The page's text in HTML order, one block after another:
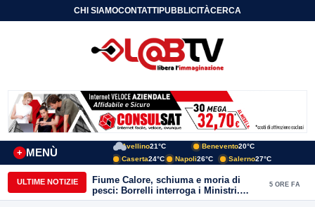
CHI SIAMOCONTATTIPUBBLICITÀCERCA
MENÙ
+
Avellino21°C Benevento20°C
Caserta24°C Napoli26°C Salerno27°C
ULTIME NOTIZIE
Fiume Calore, schiuma e moria di
pesci: Borrelli interroga i Ministri.
“Benevento paga l’assenza del
5 ORE FA